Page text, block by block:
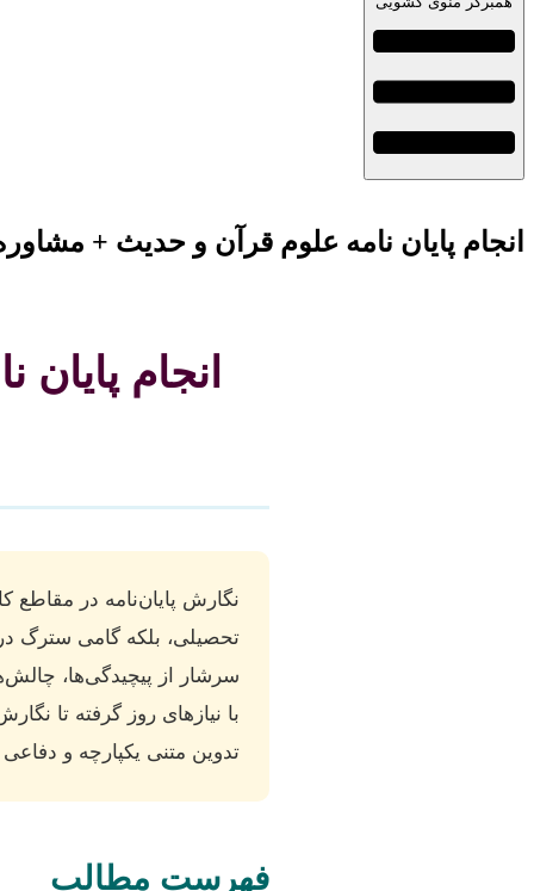
انجام پایان نامه علوم قرآن و حدیث +
انجام
نگارش پایان‌نامه در مقاطع
تحصیلی، بلکه گامی سترگ
سرشار از پیچیدگی‌ها،
با نیازهای روز گرفته تا
تدوین متنی یکپارچه و
فهرست مطالب